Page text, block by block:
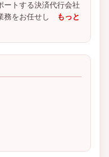
ートする決済代行会社
務をお任せし
もっと